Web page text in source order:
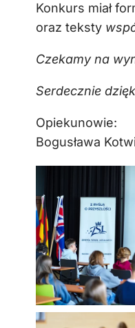
Konkurs miał
oraz teksty
Czekamy na
Serdecznie
Opiekunowie:
Bogusława